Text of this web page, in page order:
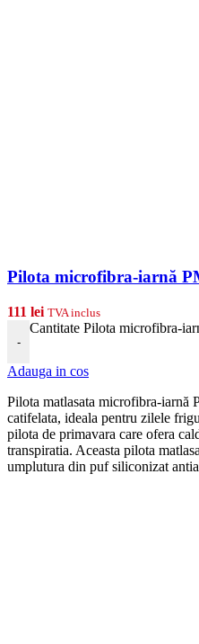
Pilota microfibra-iarnă
111 lei TVA inclus
-
Cantitate Pilota microfibra-
Adauga in cos
Pilota matlasata microfibra-iarnă
catifelata, ideala pentru zilele
pilota de primavara care ofera
transpiratia. Aceasta pilota
umplutura din puf siliconizat